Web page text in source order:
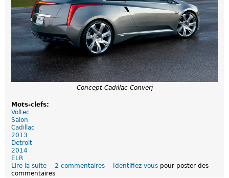
g
e
l
e
s
Concept Cadillac Converj
Mots-clefs:
Voltec
Salon
Cadillac
2013
Detroit
2014
ELR
Lire la suite
e
2 commentaires Identifiez-vous pour poster des
commentaires